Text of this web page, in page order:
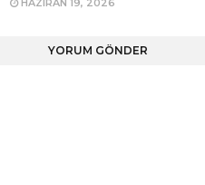
HAZIRAN 19, 2026
YORUM GÖNDER